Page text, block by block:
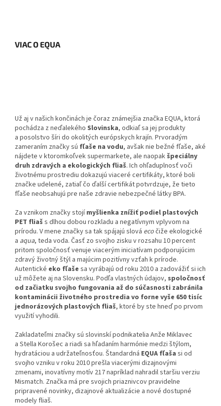
VIAC O EQUA
Už aj v našich končinách je čoraz známejšia značka EQUA, ktorá
pochádza z neďalekého Slovinska, odkiaľ sa jej produkty
a posolstvo šíri do okolitých európskych krajín. Prvoradým
zameraním značky sú fľaše na vodu, avšak nie bežné fľaše, aké
nájdete v ktoromkoľvek supermarkete, ale naopak špeciálny
druh zdravých a ekologických fliaš. Ich ohľaduplnosť voči
životnému prostrediu dokazujú viaceré certifikáty, ktoré boli
značke udelené, zatiaľ čo ďalší certifikát potvrdzuje, že tieto
fľaše neobsahujú pre naše zdravie nebezpečné látky BPA.
Za vznikom značky stojímyšlienka znížiť podiel plastových
PET fliaš s dlhou dobou rozkladu a negatívnym vplyvom na
prírodu. V mene značky sa tak spájajú slová ecočiže ekologické
a aqua, teda voda. Časť zo svojho zisku v rozsahu 10 percent
pritom spoločnosť venuje viacerým iniciatívam podporujúcim
zdravý životný štýl a majúcim pozitívny vzťah k prírode.
Autentické eko fľaše sa vyrábajú od roku 2010 a zadovážiť si ich
už môžete aj na Slovensku. Podľa vlastných údajov, spoločnosť
od začiatku svojho fungovania až do súčasnosti zabránila
kontaminácii životného prostredia vo forne vyše 650 tisíc
jednorázových plastových fliaš, ktoré by ste hneď po prvom
využití vyhodili.
Zakladateľmi značky sú slovinskí podnikatelia Anže Miklavec
a Stella Korošec a riadi sa hľadaním harmónie medzi štýlom,
hydratáciou a udržateľnosťou. Štandardná EQUA fľaša si od
svojho vzniku v roku 2010 prešla viacerými dizajnovými
zmenami, inovatívny motív 217 napríklad nahradil staršiu verziu
Mismatch. Značka má pre svojich priaznivcov pravidelne
pripravené novinky, dizajnové aktualizácie a nové dostupné
modely fliaš.